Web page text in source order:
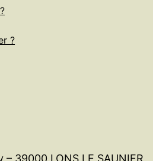
?
39000 LONS LE SAUNIER